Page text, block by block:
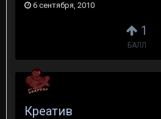
1
БАЛЛ
6 сентября, 2010
Креатив